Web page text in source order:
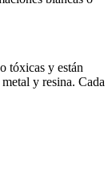
tóxicas y están
y resina. Cada